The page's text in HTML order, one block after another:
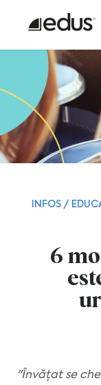
INFOS /
6
"Învățat se